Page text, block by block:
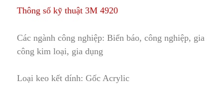
Thông số kỹ thuật 3M 4920
Các ngành công nghiệp: Biển báo, công nghiệp, gia
công kim loại, gia dụng
Loại keo kết dính: Gốc Acrylic